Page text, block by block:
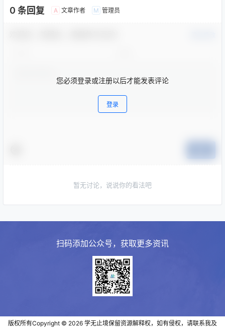
0 条回复 A 文章作者 M 管理员
您必须登录或注册以后才能发表评论
登录
暂无讨论，说说你的看法吧
扫码添加公众号，获取更多资讯
版权所有Copyright © 2026 学无止境保留资源解释权，如有侵权，请联系我及